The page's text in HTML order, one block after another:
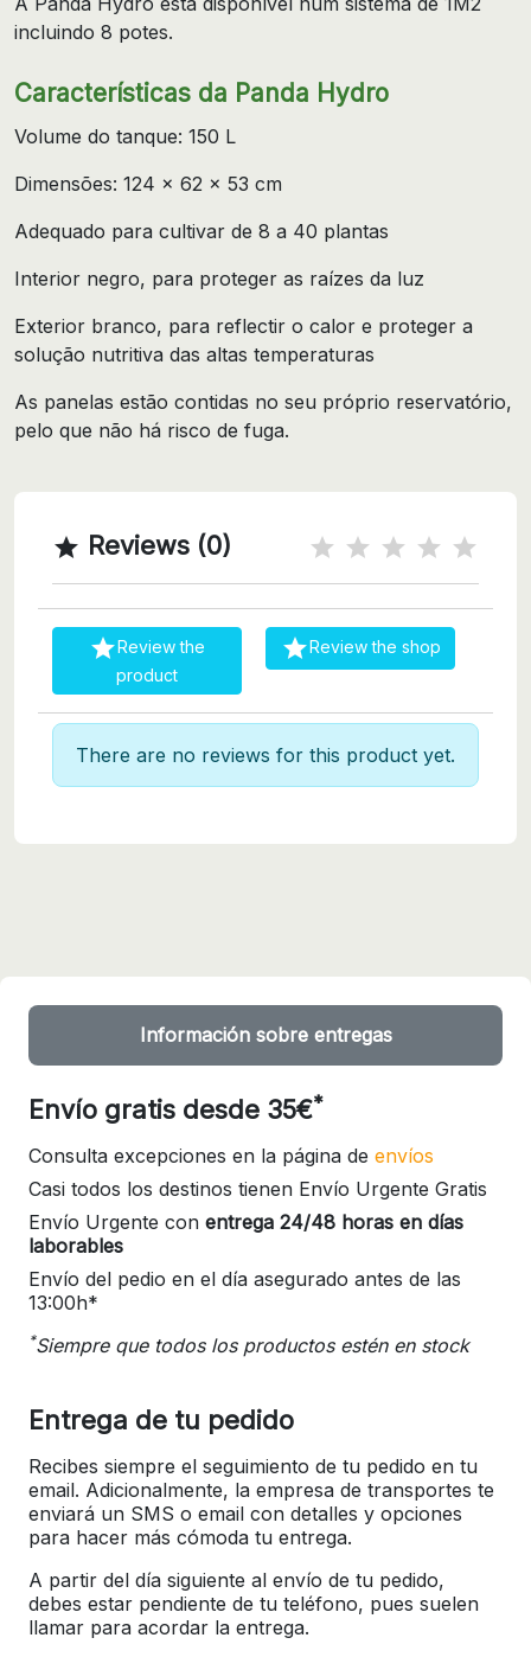
incluindo 8 potes.
Características da Panda Hydro
Volume do tanque: 150 L
Dimensões: 124 x 62 x 53 cm
Adequado para cultivar de 8 a 40 plantas
Interior negro, para proteger as raízes da luz
Exterior branco, para reflectir o calor e proteger a
solução nutritiva das altas temperaturas
As panelas estão contidas no seu próprio reservatório,
pelo que não há risco de fuga.
 Reviews (0)
Review the
product
Review the shop
There are no reviews for this product yet.
Información sobre entregas
Envío gratis desde 35€*
Consulta excepciones en la página de envíos
Casi todos los destinos tienen Envío Urgente Gratis
Envío Urgente con entrega 24/48 horas en días
laborables
Envío del pedio en el día asegurado antes de las
13:00h*
*Siempre que todos los productos estén en stock
Entrega de tu pedido
Recibes siempre el seguimiento de tu pedido en tu
email. Adicionalmente, la empresa de transportes te
enviará un SMS o email con detalles y opciones
para hacer más cómoda tu entrega.
A partir del día siguiente al envío de tu pedido,
debes estar pendiente de tu teléfono, pues suelen
llamar para acordar la entrega.